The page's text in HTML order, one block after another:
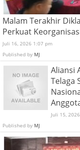
Malam Terakhir
Perkuat
Juli 16, 2026 1:07 pm
Published by MJ
Aliansi
Telaga
Juli 15,
Published by MJ